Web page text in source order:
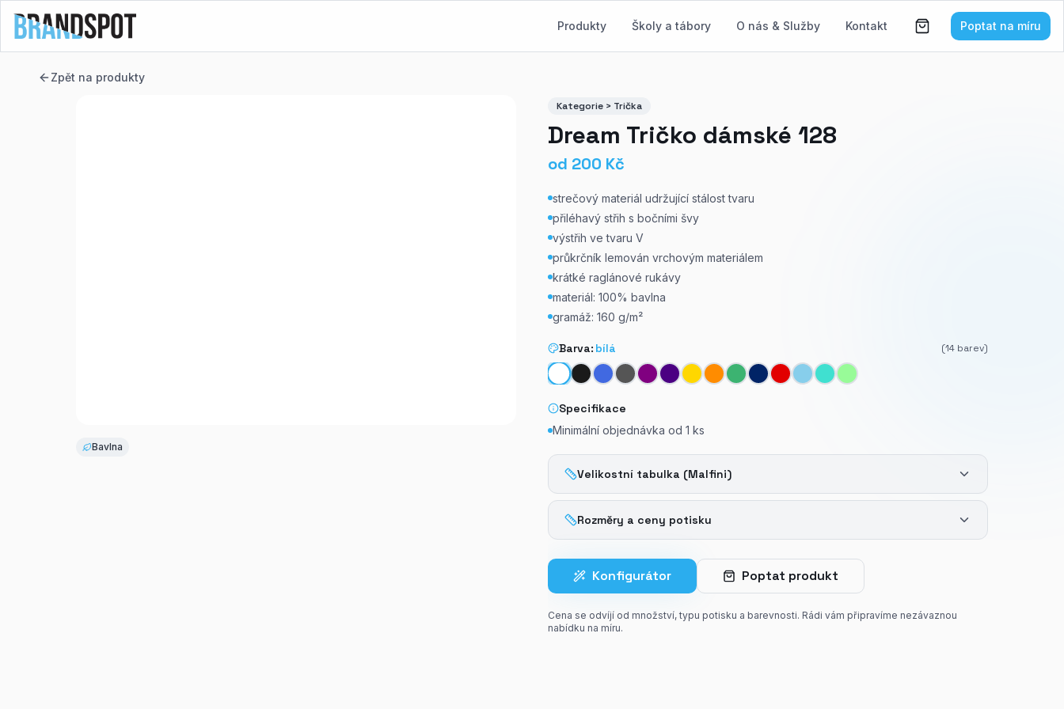
Produkty Školy a tábory O nás & Služby Kontakt Poptat na míru
Zpět na produkty
Bavlna
Kategorie > Trička
Dream Tričko dámské 128
od 200 Kč
strečový materiál udržující stálost tvaru
přiléhavý střih s bočními švy
výstřih ve tvaru V
průkrčník lemován vrchovým materiálem
krátké raglánové rukávy
materiál: 100% bavlna
gramáž: 160 g/m²
Barva: bílá (14 barev)
Specifikace
Minimální objednávka od 1 ks
Velikostní tabulka (Malfini)
Rozměry a ceny potisku
Konfigurátor Poptat produkt
Cena se odvíjí od množství, typu potisku a barevnosti. Rádi vám připravíme nezávaznou
nabídku na míru.